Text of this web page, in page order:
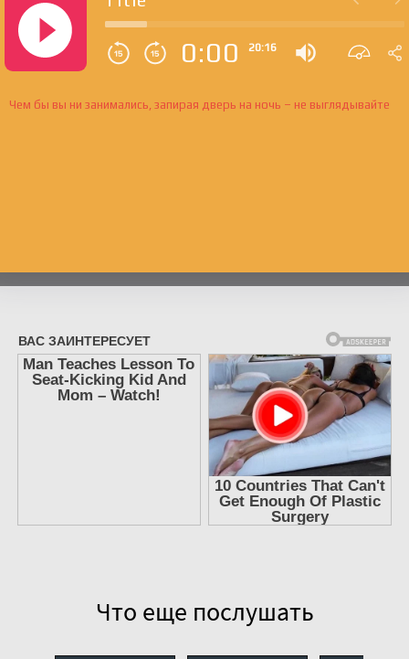
0:00 20:16
Чем бы вы ни занимались, запирая дверь на ночь – не выглядывайте
Что еще послушать